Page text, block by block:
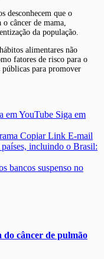
desconhecem que o
câncer de mama,
da população.
alimentares não
fatores de risco para o
públicas para promover
em YouTube Siga em
Copiar Link E-mail
incluindo o Brasil:
bancos suspenso no
câncer de pulmão